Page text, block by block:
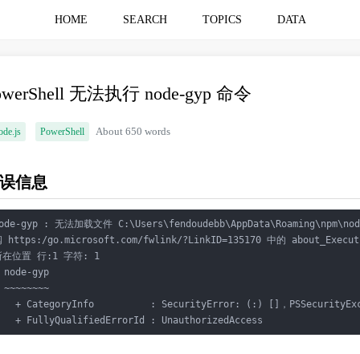
HOME SEARCH TOPICS DATA
无法执行 node-gyp 命令
PowerShell About 650 words
信息
gyp : 无法加载文件 C:\Users\fendoudebb\AppData\Roaming\npm\node-
https:/go.microsoft.com/fwlink/?LinkID=135170 中的
在位置 行:1 字符: 1
node-gyp
~~~~~~~~
+ CategoryInfo          : SecurityError: (:) []，
+ FullyQualifiedErrorId : UnauthorizedAccess